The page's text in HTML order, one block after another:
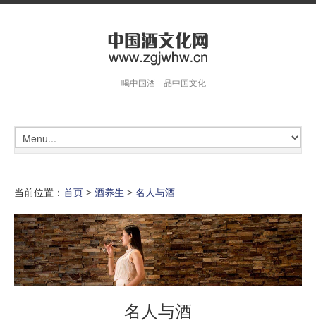
喝中国酒 品中国文化
当前位置： 首页 > 酒养生 > 名人与酒
名人与酒